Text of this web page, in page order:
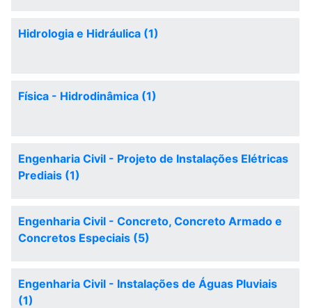
Hidrologia e Hidráulica (1)
Física - Hidrodinâmica (1)
Engenharia Civil - Projeto de Instalações Elétricas
Prediais (1)
Engenharia Civil - Concreto, Concreto Armado e
Concretos Especiais (5)
Engenharia Civil - Instalações de Águas Pluviais
(1)